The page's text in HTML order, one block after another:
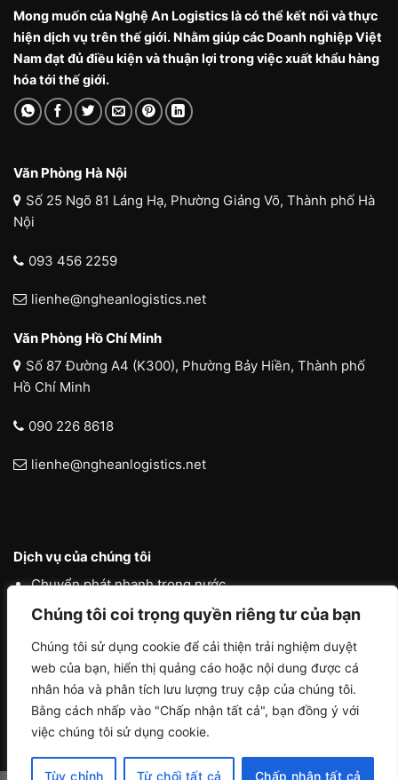
Chúng tôi coi trọng quyền riêng tư của bạn
Chúng tôi sử dụng cookie để cải thiện trải nghiệm duyệt
web của bạn, hiển thị quảng cáo hoặc nội dung được cá
nhân hóa và phân tích lưu lượng truy cập của chúng tôi.
Bằng cách nhấp vào "Chấp nhận tất cả", bạn đồng ý với
việc chúng tôi sử dụng cookie.
Tùy chỉnh Từ chối tất cả Chấp nhận tất cả
Mong muốn của Nghệ An Logistics là có thể kết nối và thực
hiện dịch vụ trên thế giới. Nhằm giúp các Doanh nghiệp Việt
Nam đạt đủ điều kiện và thuận lợi trong việc xuất khẩu hàng
hóa tới thế giới.
Văn Phòng Hà Nội
Số 25 Ngõ 81 Láng Hạ, Phường Giảng Võ, Thành phố Hà
Nội
093 456 2259
lienhe@ngheanlogistics.net
Văn Phòng Hồ Chí Minh
Số 87 Đường A4 (K300), Phường Bảy Hiền, Thành phố
Hồ Chí Minh
090 226 8618
lienhe@ngheanlogistics.net
Dịch vụ của chúng tôi
Chuyển phát nhanh trong nước
Chuyển phát nhanh quốc tế
Liên vận quốc tế
Logistics vận tải nội địa